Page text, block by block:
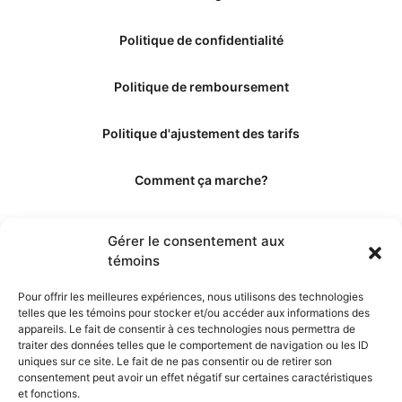
Gérer le consentement aux
témoins
Pour offrir les meilleures expériences, nous utilisons des technologies
telles que les témoins pour stocker et/ou accéder aux informations des
appareils. Le fait de consentir à ces technologies nous permettra de
traiter des données telles que le comportement de navigation ou les ID
uniques sur ce site. Le fait de ne pas consentir ou de retirer son
consentement peut avoir un effet négatif sur certaines caractéristiques
et fonctions.
Politique de confidentialité
Politique de remboursement
Politique d'ajustement des tarifs
Comment ça marche?
Les éditeurs
Les experts et collaborateurs